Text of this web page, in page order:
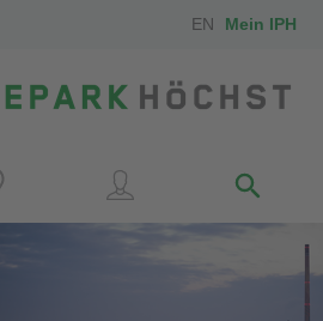
EN Mein IPH